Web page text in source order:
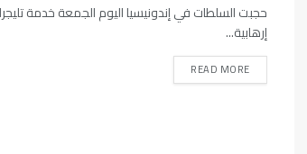
حجبت السلطات في إندونيسيا اليوم الجمعة خدمة
إرهابية...
READ MORE